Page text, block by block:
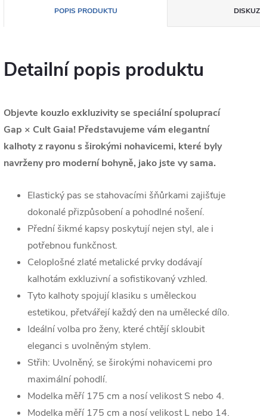
POPIS PRODUKTU
Detailní popis produktu
Objevte kouzlo exkluzivity se speciální spoluprací
Gap × Cult Gaia! Představujeme vám elegantní
kalhoty z rayonu s širokými nohavicemi, které byly
navrženy pro moderní bohyně, jako jste vy sama.
Elastický pas se stahovacími šňůrkami zajišťuje
dokonalé přizpůsobení a pohodlné nošení.
Přední šikmé kapsy poskytují nejen styl, ale i
potřebnou funkčnost.
Celoplošné zlaté metalické prvky dodávají
kalhotám exkluzivní a sofistikovaný vzhled.
Tyto kalhoty spojují klasiku s uměleckou
estetikou, přetvářejí každý den na umělecké dílo.
Ideální volba pro ženy, které chtějí skloubit
eleganci s uvolněným stylem.
Střih: Uvolněný, se širokými nohavicemi pro
maximální pohodlí.
Modelka měří 175 cm a nosí velikost S nebo 4.
Modelka měří 175 cm a nosí velikost L nebo 14.